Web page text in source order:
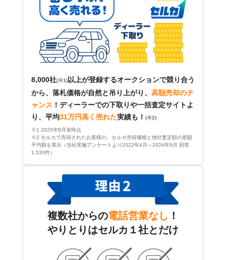
8,000社(※1)以上が登録するオークションで競り合う
から、落札価格が自然と吊り上がり、 高額売却のチ
ャンス ！ ディーラーでの下取りや一括査定サイトよ
り、平均31万円高く売れた実績も！ (※2)
※1 2025年8月末時点
※2 セルカで売却されたお客様の、セルカ売却価格と他社査定額の差額
平均額を算出（当社実施アンケートより2022年4月～2024年9月 回答
1,533件）
複数社からの電話営業なし ！
やりとりはセルカ１社とだけ